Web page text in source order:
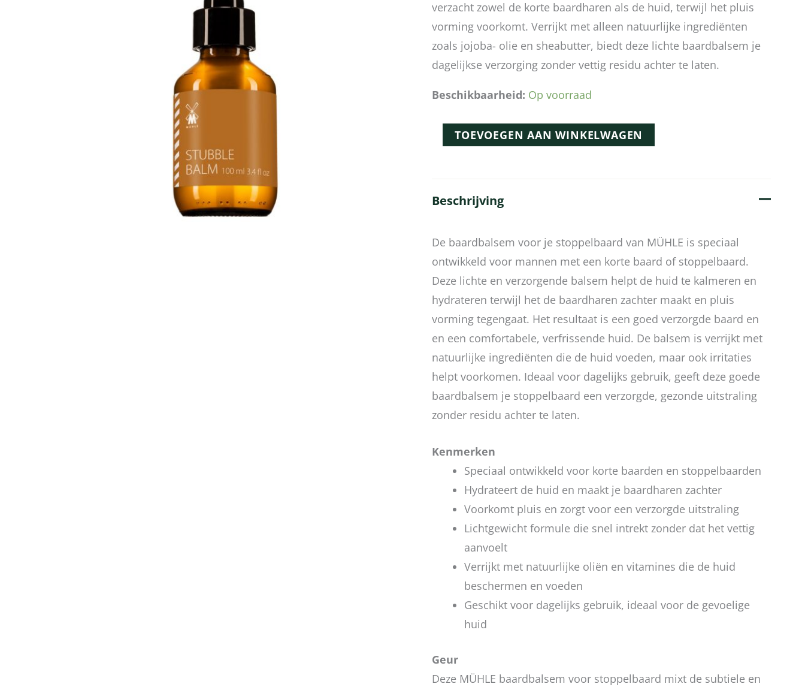
verzacht zowel de korte baardharen als de huid, terwijl het pluis
vorming voorkomt. Verrijkt met alleen natuurlijke ingrediënten
zoals jojoba- olie en sheabutter, biedt deze lichte baardbalsem je
dagelijkse verzorging zonder vettig residu achter te laten.
Beschikbaarheid: Op voorraad
TOEVOEGEN AAN WINKELWAGEN
Beschrijving
De baardbalsem voor je stoppelbaard van MÜHLE is speciaal
ontwikkeld voor mannen met een korte baard of stoppelbaard.
Deze lichte en verzorgende balsem helpt de huid te kalmeren en
hydrateren terwijl het de baardharen zachter maakt en pluis
vorming tegengaat. Het resultaat is een goed verzorgde baard en
en een comfortabele, verfrissende huid. De balsem is verrijkt met
natuurlijke ingrediënten die de huid voeden, maar ook irritaties
helpt voorkomen. Ideaal voor dagelijks gebruik, geeft deze goede
baardbalsem je stoppelbaard een verzorgde, gezonde uitstraling
zonder residu achter te laten.
Kenmerken
Speciaal ontwikkeld voor korte baarden en stoppelbaarden
Hydrateert de huid en maakt je baardharen zachter
Voorkomt pluis en zorgt voor een verzorgde uitstraling
Lichtgewicht formule die snel intrekt zonder dat het vettig
aanvoelt
Verrijkt met natuurlijke oliën en vitamines die de huid
beschermen en voeden
Geschikt voor dagelijks gebruik, ideaal voor de gevoelige
huid
Geur
Deze MÜHLE baardbalsem voor stoppelbaard mixt de subtiele en